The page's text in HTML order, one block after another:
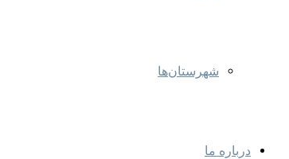
شهرستان‌ها
درباره ما